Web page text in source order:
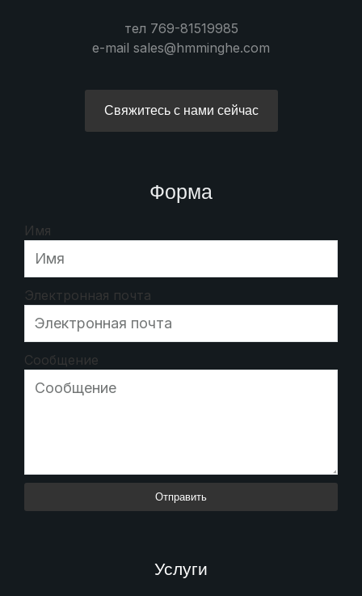
тел 769-81519985
e-mail sales@hmminghe.com
Свяжитесь с нами сейчас
Форма
Имя
Электронная почта
Сообщение
Отправить
Услуги